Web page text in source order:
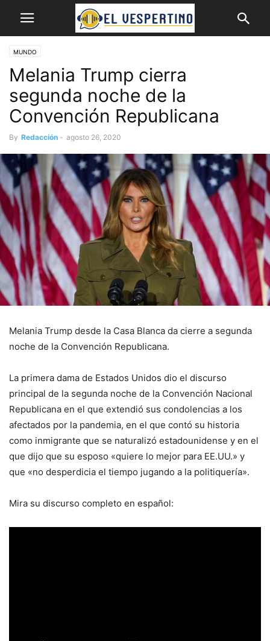
MUNDO
Melania Trump cierra
segunda noche de la
Convención Republicana
By Redacción - agosto 26, 2020
Melania Trump desde la Casa Blanca da cierre a segunda
noche de la Convención Republicana.
La primera dama de Estados Unidos dio el discurso
principal de la segunda noche de la Convención Nacional
Republicana en el que extendió sus condolencias a los
afectados por la pandemia, en el que contó su historia
como inmigrante que se naturalizó estadounidense y en el
que dijo que su esposo «quiere lo mejor para EE.UU.» y
que «no desperdicia el tiempo jugando a la politiquería».
Mira su discurso completo en español: